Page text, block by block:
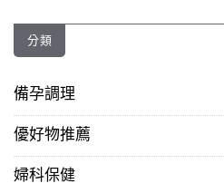
分類
備孕調理
優好物推薦
婦科保健